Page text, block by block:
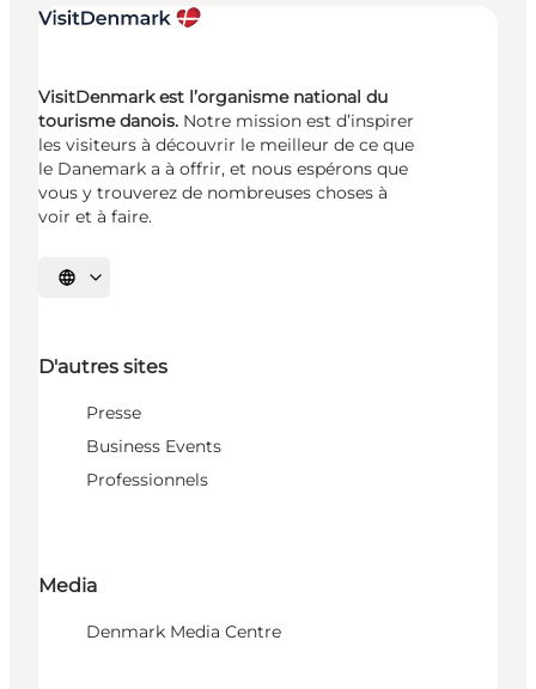
VisitDenmark est l’organisme national du
tourisme danois. Notre mission est d’inspirer
les visiteurs à découvrir le meilleur de ce que
le Danemark a à offrir, et nous espérons que
vous y trouverez de nombreuses choses à
voir et à faire.
Choisissez la langue
D'autres sites
Presse
Business Events
Professionnels
Media
Denmark Media Centre